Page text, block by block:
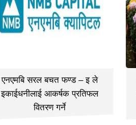
एनएमबि सरल बचत फण्ड – इ ले
इकाईधनीलाई आकर्षक प्रतिफल
वितरण गर्ने